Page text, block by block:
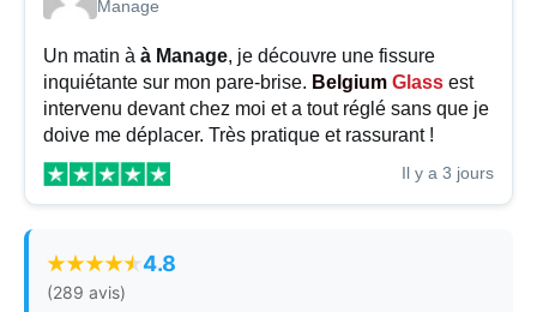
Manage
Un matin à à Manage, je découvre une fissure
inquiétante sur mon pare-brise. Belgium Glass est
intervenu devant chez moi et a tout réglé sans que je
doive me déplacer. Très pratique et rassurant !
Il y a 3 jours
4.8
(289 avis)